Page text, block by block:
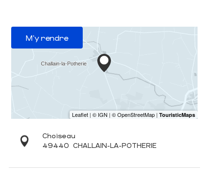
M'y rendre
Choiseau
49440 CHALLAIN-LA-POTHERIE